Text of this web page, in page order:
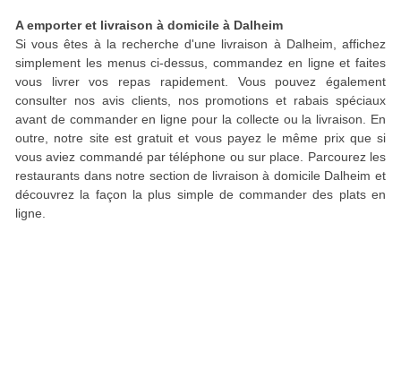
A emporter et livraison à domicile à Dalheim
Si vous êtes à la recherche d'une livraison à Dalheim, affichez
simplement les menus ci-dessus, commandez en ligne et faites
vous livrer vos repas rapidement. Vous pouvez également
consulter nos avis clients, nos promotions et rabais spéciaux
avant de commander en ligne pour la collecte ou la livraison. En
outre, notre site est gratuit et vous payez le même prix que si
vous aviez commandé par téléphone ou sur place. Parcourez les
restaurants dans notre section de livraison à domicile Dalheim et
découvrez la façon la plus simple de commander des plats en
ligne.